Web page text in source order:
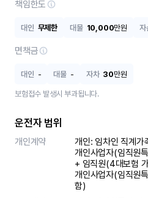
책임한도
대인 무제한 대물 10,000만원 자
면책금
대인 - 대물 - 자차 30만원
보험접수 발생시 부과됩니다.
운전자 범위
개인계약
개인: 임차인 직계가
개인사업자(임직원
+ 임직원(4대보험
개인사업자(임직원
함)